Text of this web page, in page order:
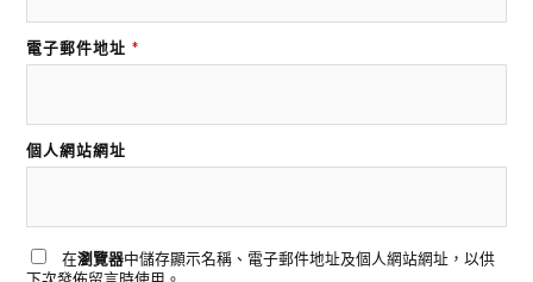
電子郵件地址 *
個人網站網址
在瀏覽器中儲存顯示名稱、電子郵件地址及個人網站網址，以供